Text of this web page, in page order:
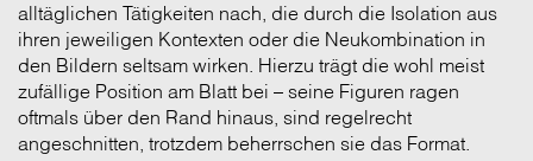
alltäglichen Tätigkeiten nach, die durch die Isolation aus
ihren jeweiligen Kontexten oder die Neukombination in
den Bildern seltsam wirken. Hierzu trägt die wohl meist
zufällige Position am Blatt bei – seine Figuren ragen
oftmals über den Rand hinaus, sind regelrecht
angeschnitten, trotzdem beherrschen sie das Format.